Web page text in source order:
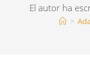
El autor ha
>